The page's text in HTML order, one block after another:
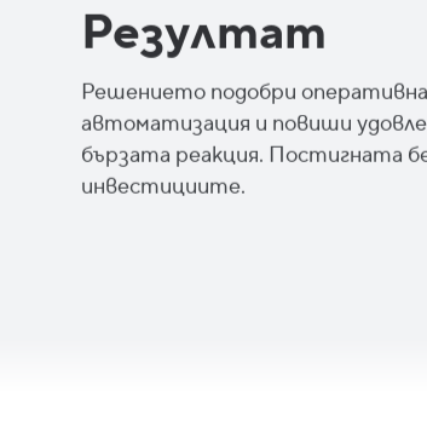
Резултат
Решението подобри
автоматизация и повиши
бързата реакция. Постигната
инвестициите.